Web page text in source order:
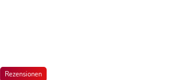
Rezensionen